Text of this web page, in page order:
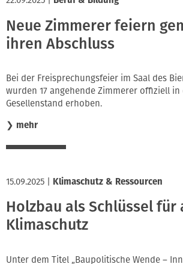
Neue Zimmerer feiern
ihren Abschluss
Bei der Freisprechungsfeier im Saal des
wurden 17 angehende Zimmerer offiziell in
Gesellenstand erhoben.
❯ mehr
15.09.2025 Klimaschutz & Ressourcen
Holzbau als Schlüssel für
Klimaschutz
Unter dem Titel „Baupolitische Wende –